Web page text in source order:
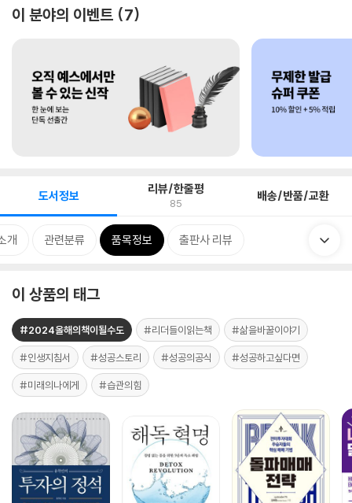
이 분야의 이벤트 7
도서정보 리뷰/한줄평
85 배송/반품/교환
개 관련분류 품목정보 출판사 리뷰
이 상품의 태그
#2024올해의책이될수도 #리더들이읽는책 #삶을바꿀이야기
#인생지침서 #성공스토리 #성공의공식 #성공하고싶다면
#미래의나에게 #습관의힘